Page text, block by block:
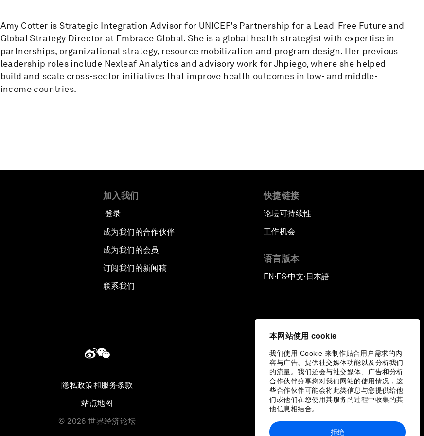
本网站使用 cookie
我们使用 Cookie 来制作贴合用户需求的内
容与广告、提供社交媒体功能以及分析我们
的流量。我们还会与社交媒体、广告和分析
合作伙伴分享您对我们网站的使用情况，这
些合作伙伴可能会将此类信息与您提供给他
们或他们在您使用其服务的过程中收集的其
他信息相结合。
拒绝
Amy Cotter is Strategic Integration Advisor for UNICEF's Partnership for a Lead-Free Future and
Global Strategy Director at Embrace Global. She is a global health strategist with expertise in
partnerships, organizational strategy, resource mobilization and program design. Her previous
leadership roles include Nexleaf Analytics and advisory work for Jhpiego, where she helped
build and scale cross-sector initiatives that improve health outcomes in low- and middle-
income countries.
加入我们
登录
成为我们的合作伙伴
成为我们的会员
订阅我们的新闻稿
联系我们
快捷链接
论坛可持续性
工作机会
语言版本
EN ▪ES▪中文▪ 日本語
隐私政策和服务条款
站点地图
© 2026 世界经济论坛